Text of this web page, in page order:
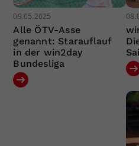
09.05.2025
Alle ÖTV-Asse
genannt: Starauflauf
in der win2day
Bundesliga